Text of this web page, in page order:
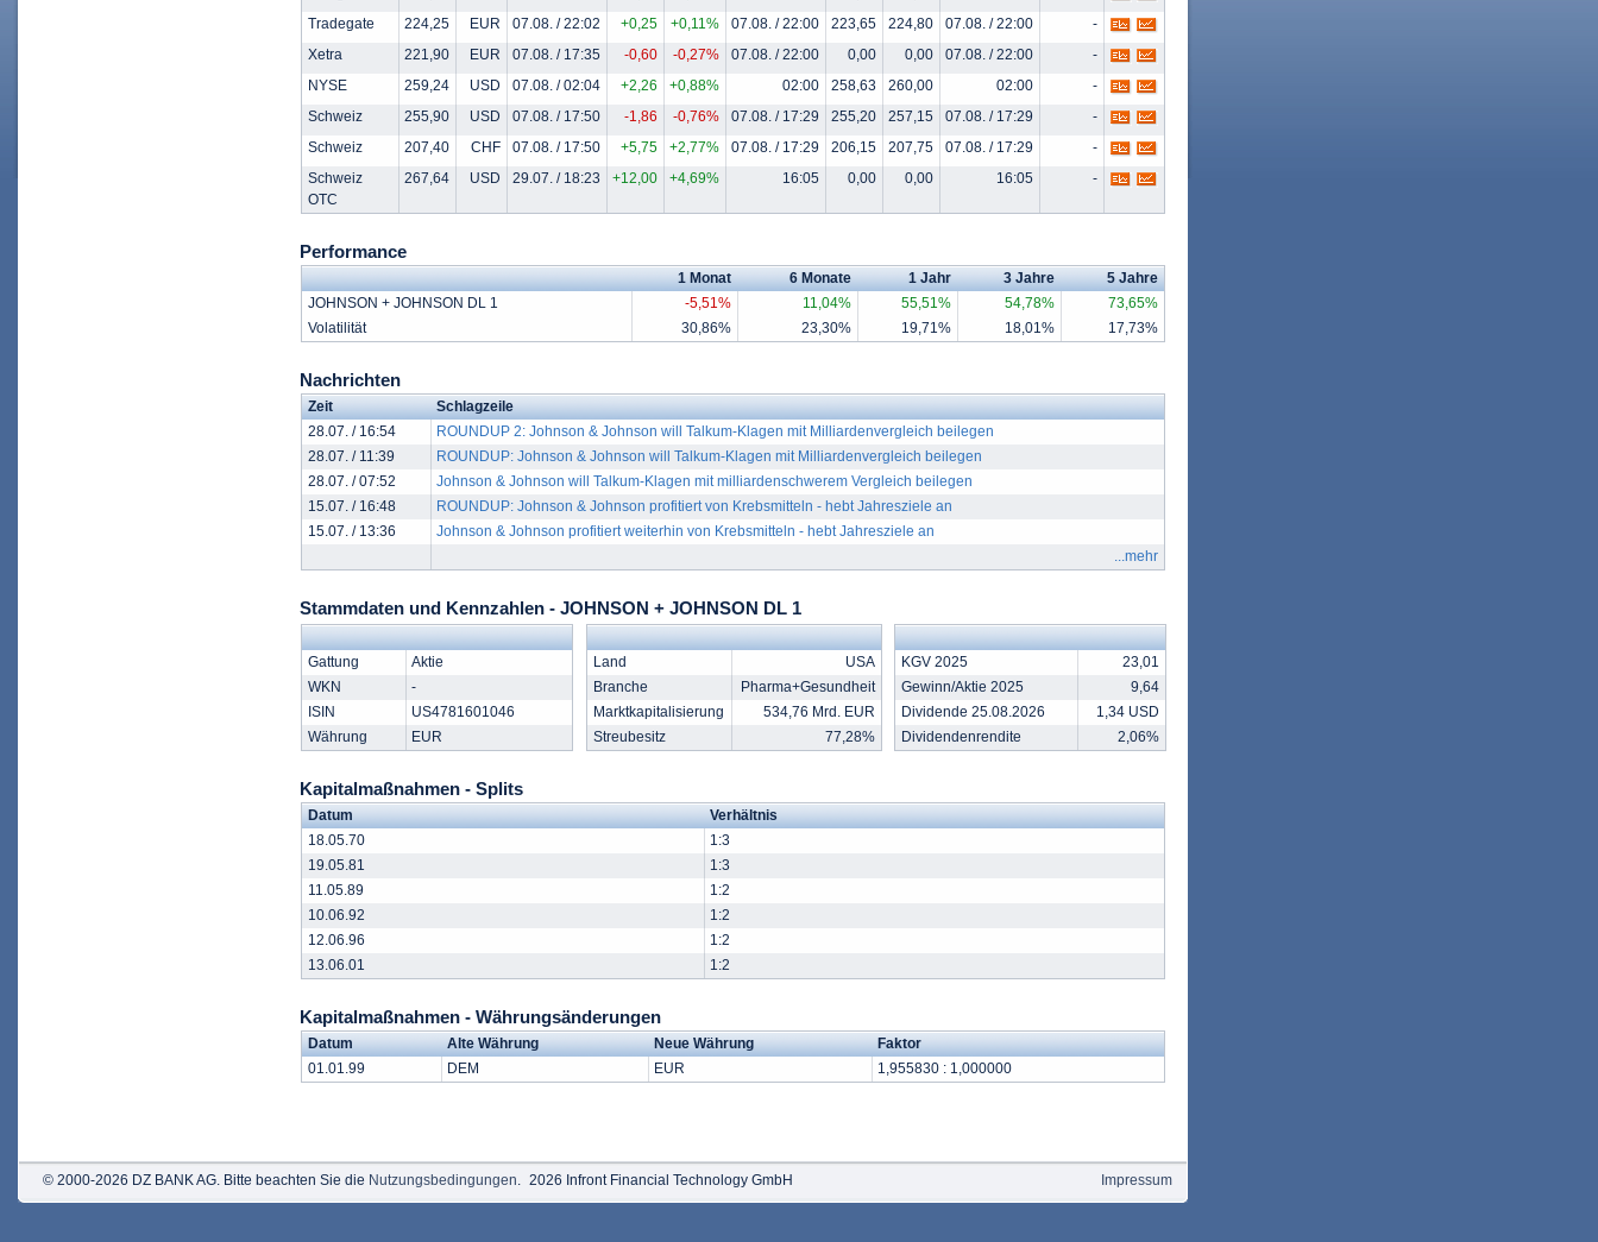
Tradegate
224,25 EUR 07.08. / 22:02 +0,25 +0,11% 07.08. / 22:00 223,65 224,80 07.08. / 22:00
-
Xetra
221,90 EUR 07.08. / 17:35 -0,60 -0,27% 07.08. / 22:00 0,00 0,00 07.08. / 22:00
-
NYSE
259,24 USD 07.08. / 02:04 +2,26 +0,88% 02:00 258,63 260,00 02:00
-
Schweiz
255,90 USD 07.08. / 17:50 -1,86 -0,76% 07.08. / 17:29 255,20 257,15 07.08. / 17:29
-
Schweiz
207,40 CHF 07.08. / 17:50 +5,75 +2,77% 07.08. / 17:29 206,15 207,75 07.08. / 17:29
-
Schweiz
OTC
267,64 USD 29.07. / 18:23 +12,00 +4,69% 16:05 0,00 0,00 16:05 -
Performance
1 Monat 6 Monate 1 Jahr 3 Jahre
5 Jahre
JOHNSON + JOHNSON DL 1
-5,51% 11,04% 55,51% 54,78%
73,65%
Volatilität
30,86% 23,30% 19,71% 18,01% 17,73%
Nachrichten
Zeit
Schlagzeile
28.07. / 16:54
ROUNDUP 2: Johnson & Johnson will Talkum-Klagen mit Milliardenvergleich beilegen
28.07. / 11:39
ROUNDUP: Johnson & Johnson will Talkum-Klagen mit Milliardenvergleich beilegen
28.07. / 07:52
Johnson & Johnson will Talkum-Klagen mit milliardenschwerem Vergleich beilegen
15.07. / 16:48
ROUNDUP: Johnson & Johnson profitiert von Krebsmitteln - hebt Jahresziele an
15.07. / 13:36
Johnson & Johnson profitiert weiterhin von Krebsmitteln - hebt Jahresziele an
...mehr
Stammdaten und Kennzahlen - JOHNSON + JOHNSON DL 1
Gattung
Aktie
WKN
-
ISIN
US4781601046
Währung
EUR
Land
USA
Branche
Pharma+Gesundheit
Marktkapitalisierung
534,76 Mrd. EUR
Streubesitz
77,28%
KGV 2025
23,01
Gewinn/Aktie 2025
9,64
Dividende 25.08.2026
1,34 USD
Dividendenrendite
2,06%
Kapitalmaßnahmen - Splits
Datum
Verhältnis
18.05.70
1:3
19.05.81
1:3
11.05.89
1:2
10.06.92
1:2
12.06.96
1:2
13.06.01
1:2
Kapitalmaßnahmen - Währungsänderungen
Datum Alte Währung Neue Währung
Faktor
01.01.99
DEM EUR 1,955830 : 1,000000
© 2000-2026 DZ BANK AG. Bitte beachten Sie die Nutzungsbedingungen. 2026 Infront Financial Technology GmbH Impressum